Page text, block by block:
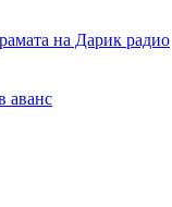
на Дарик радио
аванс